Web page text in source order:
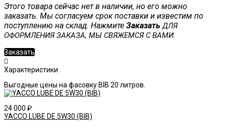
Этого товара сейчас нет в наличии, но его можно
заказать. Мы согласуем срок поставки и известим по
поступлению на склад. Нажмите Заказать ДЛЯ
ОФОРМЛЕНИЯ ЗАКАЗА, МЫ СВЯЖЕМСЯ С ВАМИ.
Заказать
Характеристики
Выгодные цены на фасовку BIB 20 литров.
24 000 ₽
YACCO LUBE DE 5W30 (BIB)